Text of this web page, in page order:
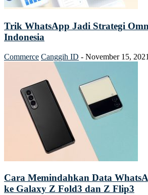
Trik WhatsApp Jadi Strategi
Indonesia
Commerce Canggih ID - November 15, 2021
Cara Memindahkan Data
ke Galaxy Z Fold3 dan Z Flip3